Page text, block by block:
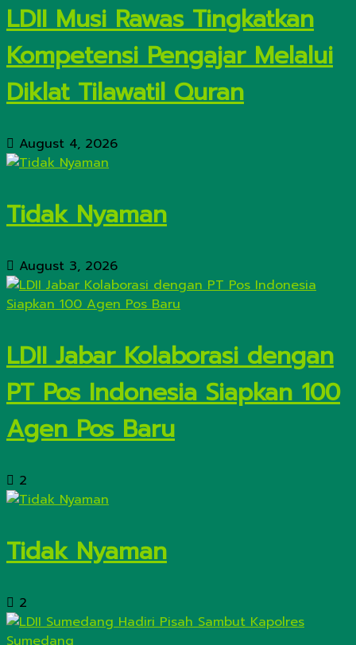
LDII Musi Rawas Tingkatkan
Kompetensi Pengajar Melalui
Diklat Tilawatil Quran
August 4, 2026
Tidak Nyaman
August 3, 2026
LDII Jabar Kolaborasi dengan
PT Pos Indonesia Siapkan 100
Agen Pos Baru
2
Tidak Nyaman
2